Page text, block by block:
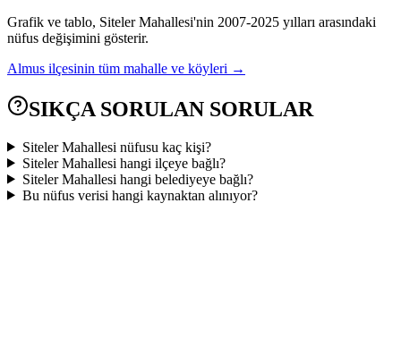
Grafik ve tablo, SitelerMahallesi'nin 2007-2025 yılları arasındaki
nüfus değişimini gösterir.
Almus ilçesinin tüm mahalle ve köyleri →
SIKÇA SORULAN SORULAR
Siteler Mahallesi nüfusu kaç kişi?
Siteler Mahallesi hangi ilçeye bağlı?
Siteler Mahallesi hangi belediyeye bağlı?
Bu nüfus verisi hangi kaynaktan alınıyor?